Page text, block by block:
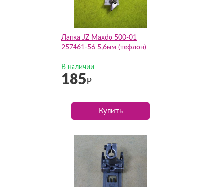
Лапка JZ Maxdo 500-01
257461-56 5,6мм (тефлон)
В наличии
185Р
Купить